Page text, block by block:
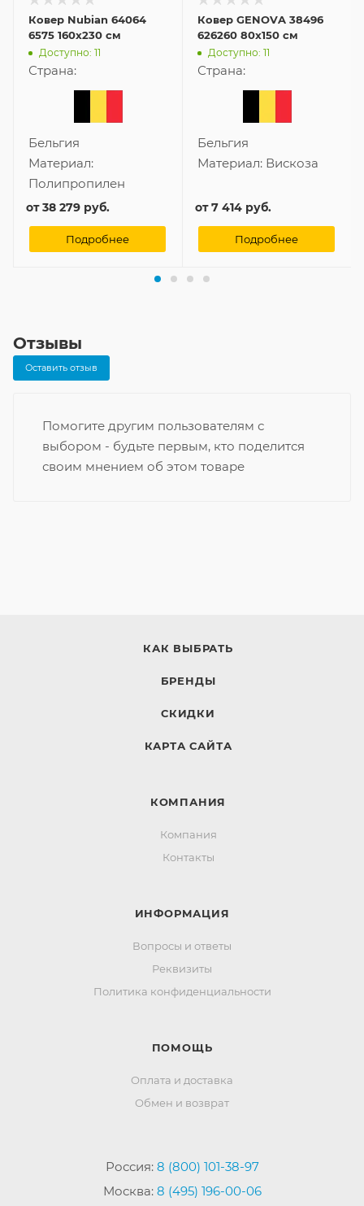
Ковер Nubian 64064
6575 160x230 см
Доступно: 11
Страна:
Бельгия
Материал:
Полипропилен
от38 279 руб.
Подробнее
Ковер GENOVA 38496
626260 80x150 см
Доступно: 11
Страна:
Бельгия
Материал: Вискоза
от7 414 руб.
Подробнее
Отзывы
Оставить отзыв
Помогите другим пользователям с
выбором - будьте первым, кто поделится
своим мнением об этом товаре
КАК ВЫБРАТЬ
БРЕНДЫ
СКИДКИ
КАРТА САЙТА
КОМПАНИЯ
Компания
Контакты
ИНФОРМАЦИЯ
Вопросы и ответы
Реквизиты
Политика конфиденциальности
ПОМОЩЬ
Оплата и доставка
Обмен и возврат
Россия: 8 (800) 101-38-97
Москва: 8 (495) 196-00-06